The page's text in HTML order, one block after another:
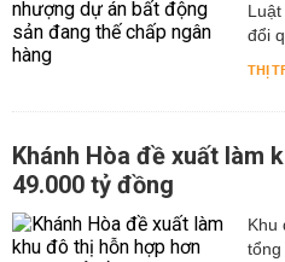
đổi
THỊ
Khánh Hòa đề xuất làm
49.000 tỷ đồng
Khu
tổng